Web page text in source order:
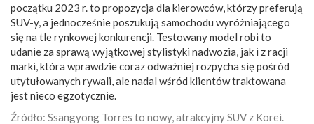
początku 2023 r. to propozycja dla kierowców, którzy preferują
SUV-y, a jednocześnie poszukują samochodu wyróżniającego
się na tle rynkowej konkurencji. Testowany model robi to
udanie za sprawą wyjątkowej stylistyki nadwozia, jak i z racji
marki, która wprawdzie coraz odważniej rozpycha się pośród
utytułowanych rywali, ale nadal wśród klientów traktowana
jest nieco egzotycznie.
Źródło: Ssangyong Torres to nowy, atrakcyjny SUV z Korei.